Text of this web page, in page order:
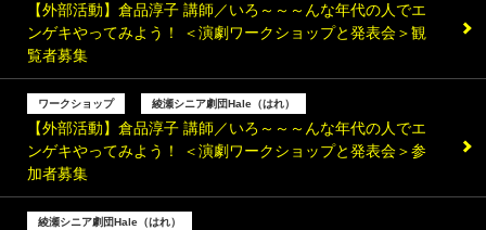
【外部活動】倉品淳子 講師／いろ～～～んな年代の人でエ
ンゲキやってみよう！ ＜演劇ワークショップと発表会＞観
覧者募集
ワークショップ 綾瀬シニア劇団Hale（はれ）
【外部活動】倉品淳子 講師／いろ～～～んな年代の人でエ
ンゲキやってみよう！ ＜演劇ワークショップと発表会＞参
加者募集
綾瀬シニア劇団Hale（はれ）